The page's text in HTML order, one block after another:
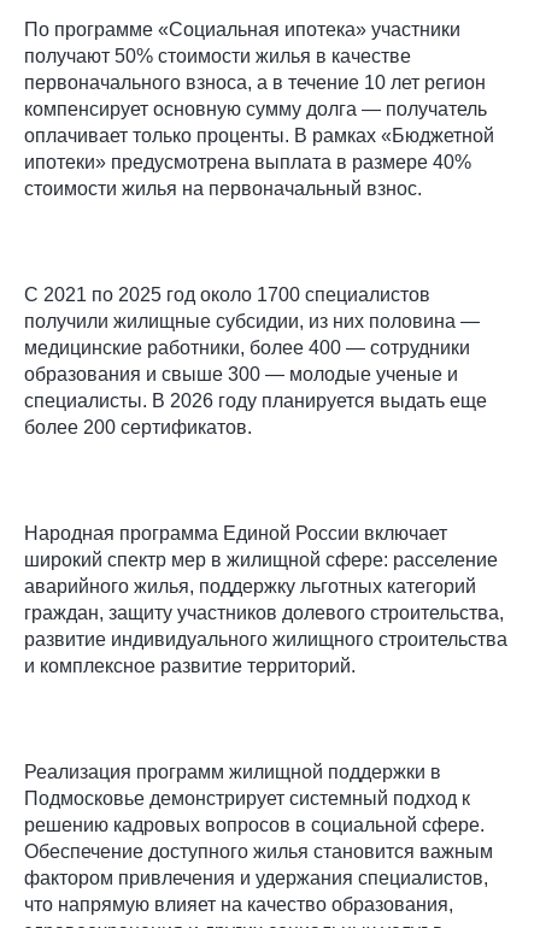
По программе «Социальная ипотека» участники
получают 50% стоимости жилья в качестве
первоначального взноса, а в течение 10 лет регион
компенсирует основную сумму долга — получатель
оплачивает только проценты. В рамках «Бюджетной
ипотеки» предусмотрена выплата в размере 40%
стоимости жилья на первоначальный взнос.
С 2021 по 2025 год около 1700 специалистов
получили жилищные субсидии, из них половина —
медицинские работники, более 400 — сотрудники
образования и свыше 300 — молодые ученые и
специалисты. В 2026 году планируется выдать еще
более 200 сертификатов.
Народная программа Единой России включает
широкий спектр мер в жилищной сфере: расселение
аварийного жилья, поддержку льготных категорий
граждан, защиту участников долевого строительства,
развитие индивидуального жилищного строительства
и комплексное развитие территорий.
Реализация программ жилищной поддержки в
Подмосковье демонстрирует системный подход к
решению кадровых вопросов в социальной сфере.
Обеспечение доступного жилья становится важным
фактором привлечения и удержания специалистов,
что напрямую влияет на качество образования,